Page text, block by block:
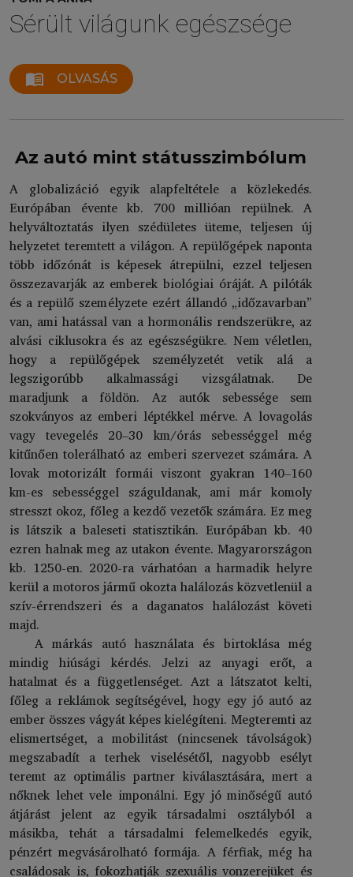
Sérült világunk egészsége
menu_book OLVASÁS
Az autó mint státusszimbólum
A globalizáció egyik alapfeltétele a közlekedés.
Európában évente kb. 700 millióan repülnek. A
helyváltoztatás ilyen szédületes üteme, teljesen új
helyzetet teremtett a világon. A repülőgépek naponta
több időzónát is képesek átrepülni, ezzel teljesen
összezavarják az emberek biológiai óráját. A pilóták
és a repülő személyzete ezért állandó „időzavarban”
van, ami hatással van a hormonális rendszerükre, az
alvási ciklusokra és az egészségükre. Nem véletlen,
hogy a repülőgépek személyzetét vetik alá a
legszigorúbb alkalmassági vizsgálatnak. De
maradjunk a földön. Az autók sebessége sem
szokványos az emberi léptékkel mérve. A lovagolás
vagy tevegelés 20–30 km/órás sebességgel még
kitűnően tolerálható az emberi szervezet számára. A
lovak motorizált formái viszont gyakran 140–160
km-es sebességgel száguldanak, ami már komoly
stresszt okoz, főleg a kezdő vezetők számára. Ez meg
is látszik a baleseti statisztikán. Európában kb. 40
ezren halnak meg az utakon évente. Magyarországon
kb. 1250-en. 2020-ra várhatóan a harmadik helyre
kerül a motoros jármű okozta halálozás közvetlenül a
szív-érrendszeri és a daganatos halálozást követi
majd.
A márkás autó használata és birtoklása még
mindig hiúsági kérdés. Jelzi az anyagi erőt, a
hatalmat és a függetlenséget. Azt a látszatot kelti,
főleg a reklámok segítségével, hogy egy jó autó az
ember összes vágyát képes kielégíteni. Megteremti az
elismertséget, a mobilitást (nincsenek távolságok)
megszabadít a terhek viselésétől, nagyobb esélyt
teremt az optimális partner kiválasztására, mert a
nőknek lehet vele imponálni. Egy jó minőségű autó
átjárást jelent az egyik társadalmi osztályból a
másikba, tehát a társadalmi felemelkedés egyik,
pénzért megvásárolható formája. A férfiak, még ha
családosak is, fokozhatják szexuális vonzerejüket és